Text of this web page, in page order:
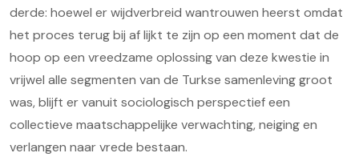
derde: hoewel er wijdverbreid wantrouwen heerst omdat
het proces terug bij af lijkt te zijn op een moment dat de
hoop op een vreedzame oplossing van deze kwestie in
vrijwel alle segmenten van de Turkse samenleving groot
was, blijft er vanuit sociologisch perspectief een
collectieve maatschappelijke verwachting, neiging en
verlangen naar vrede bestaan.